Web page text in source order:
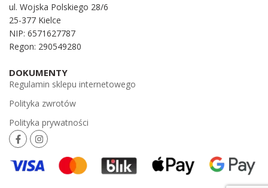
ul. Wojska Polskiego 28/6
25-377 Kielce
NIP: 6571627787
Regon: 290549280
DOKUMENTY
Regulamin sklepu internetowego
Polityka zwrotów
Polityka prywatności